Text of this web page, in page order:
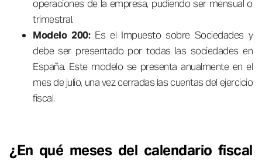
operaciones de la empresa, pudiendo ser mensual o
trimestral.
Modelo 200: Es el Impuesto sobre Sociedades y
debe ser presentado por todas las sociedades en
España. Este modelo se presenta anualmente en el
mes de julio, una vez cerradas las cuentas del ejercicio
fiscal.
¿En qué meses del calendario fiscal